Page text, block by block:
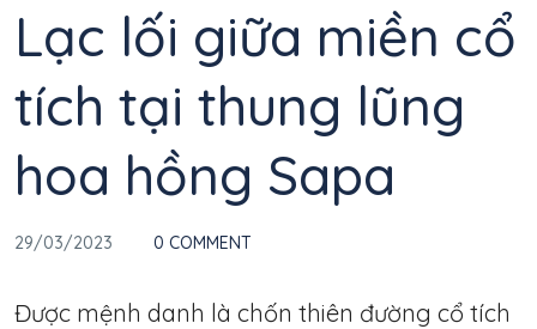
Lạc lối giữa miền cổ
tích tại thung lũng
hoa hồng Sapa
29/03/2023 0 COMMENT
Được mệnh danh là chốn thiên đường cổ tích